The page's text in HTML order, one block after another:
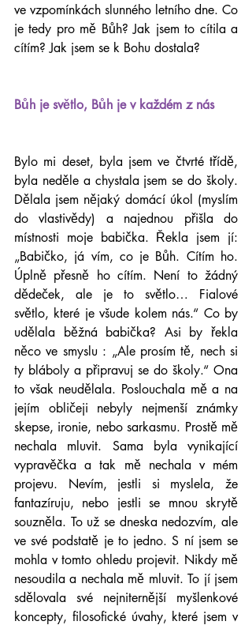
ve vzpomínkách slunného letního dne. Co
je tedy pro mě Bůh? Jak jsem to cítila a
cítím? Jak jsem se k Bohu dostala?
Bůh je světlo, Bůh je v každém z nás
Bylo mi deset, byla jsem ve čtvrté třídě,
byla neděle a chystala jsem se do školy.
Dělala jsem nějaký domácí úkol (myslím
do vlastivědy) a najednou přišla do
místnosti moje babička. Řekla jsem jí:
„Babičko, já vím, co je Bůh. Cítím ho.
Úplně přesně ho cítím. Není to žádný
dědeček, ale je to světlo… Fialové
světlo, které je všude kolem nás.“ Co by
udělala běžná babička? Asi by řekla
něco ve smyslu : „Ale prosím tě, nech si
ty bláboly a připravuj se do školy.“ Ona
to však neudělala. Poslouchala mě a na
jejím obličeji nebyly nejmenší známky
skepse, ironie, nebo sarkasmu. Prostě mě
nechala mluvit. Sama byla vynikající
vypravěčka a tak mě nechala v mém
projevu. Nevím, jestli si myslela, že
fantazíruju, nebo jestli se mnou skrytě
souzněla. To už se dneska nedozvím, ale
ve své podstatě je to jedno. S ní jsem se
mohla v tomto ohledu projevit. Nikdy mě
nesoudila a nechala mě mluvit. To jí jsem
sdělovala své nejniternější myšlenkové
koncepty, filosofické úvahy, které jsem v